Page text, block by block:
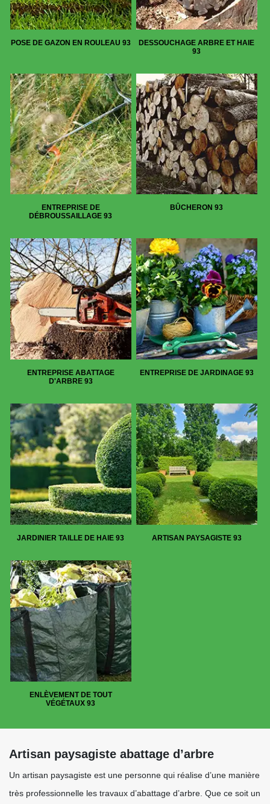
POSE DE GAZON EN ROULEAU 93
DESSOUCHAGE ARBRE ET HAIE
93
ENTREPRISE DE
DÉBROUSSAILLAGE 93
BÛCHERON 93
ENTREPRISE ABATTAGE
D'ARBRE 93
ENTREPRISE DE JARDINAGE 93
JARDINIER TAILLE DE HAIE 93 ARTISAN PAYSAGISTE 93
ENLÈVEMENT DE TOUT
VÉGÉTAUX 93
Artisan paysagiste abattage d’arbre
Un artisan paysagiste est une personne qui réalise d’une manière
très professionnelle les travaux d’abattage d’arbre. Que ce soit un